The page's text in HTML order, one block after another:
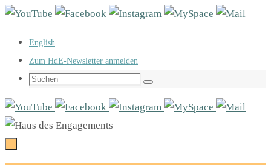
Zum
springen
English
Zum HdE-Newsletter anmelden
Suchen
Suchen